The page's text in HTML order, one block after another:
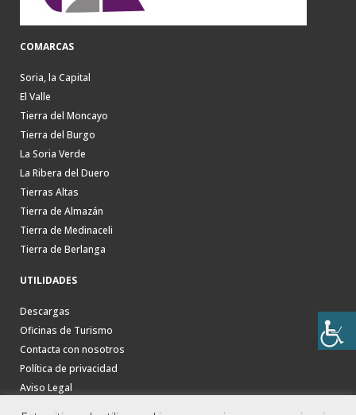
COMARCAS
Soria, la Capital
El Valle
Tierra del Moncayo
Tierra del Burgo
La Soria Verde
La Ribera del Duero
Tierras Altas
Tierra de Almazán
Tierra de Medinaceli
Tierra de Berlanga
UTILIDADES
Descargas
Oficinas de Turismo
Contacta con nosotros
Política de privacidad
Aviso Legal